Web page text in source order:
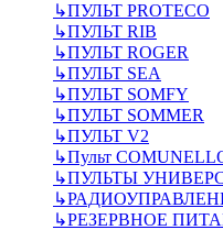
↳ПУЛЬТ PROTECO
↳ПУЛЬТ RIB
↳ПУЛЬТ ROGER
↳ПУЛЬТ SEA
↳ПУЛЬТ SOMFY
↳ПУЛЬТ SOMMER
↳ПУЛЬТ V2
↳Пульт
↳ПУЛЬТЫ
↳
↳РЕЗЕРВНОЕ